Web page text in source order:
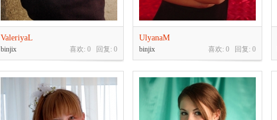
ValeriyaL
喜欢: 0 回复: 0
binjix
UlyanaM
喜欢: 0 回复: 0
binjix